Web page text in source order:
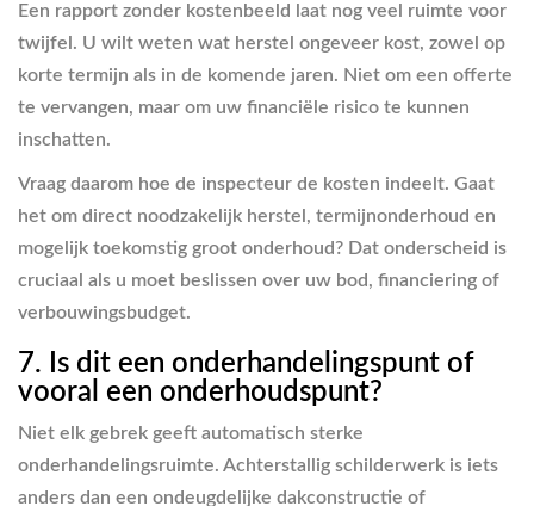
Een rapport zonder kostenbeeld laat nog veel ruimte voor
twijfel. U wilt weten wat herstel ongeveer kost, zowel op
korte termijn als in de komende jaren. Niet om een offerte
te vervangen, maar om uw financiële risico te kunnen
inschatten.
Vraag daarom hoe de inspecteur de kosten indeelt. Gaat
het om direct noodzakelijk herstel, termijnonderhoud en
mogelijk toekomstig groot onderhoud? Dat onderscheid is
cruciaal als u moet beslissen over uw bod, financiering of
verbouwingsbudget.
7. Is dit een onderhandelingspunt of
vooral een onderhoudspunt?
Niet elk gebrek geeft automatisch sterke
onderhandelingsruimte. Achterstallig schilderwerk is iets
anders dan een ondeugdelijke dakconstructie of